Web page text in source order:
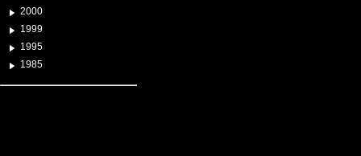
2000
1999
1995
1985